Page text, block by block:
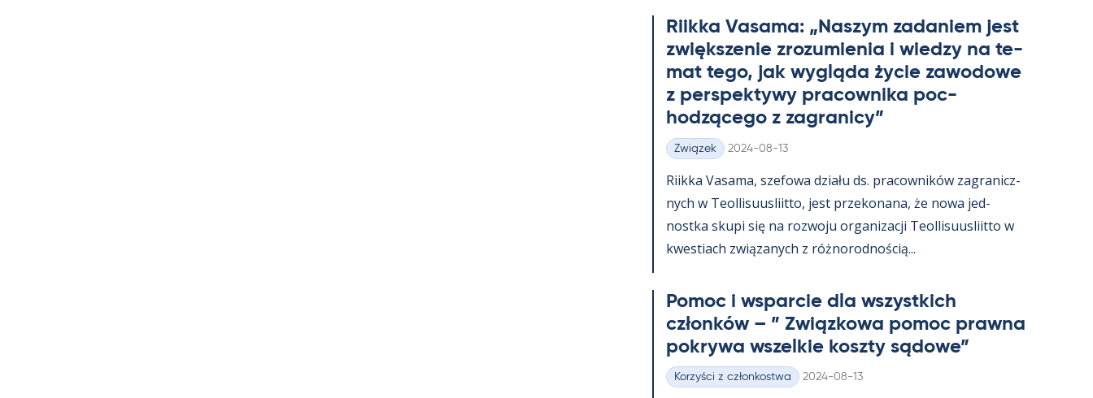
Riikka Va­sama: „Naszym za­da­niem jest
zwiększe­nie zrozu­mie­nia i wiedzy na te­
mat tego, jak wygląda życie zawo­dowe
z pers­pek­tywy pracow­nika poc­
hodzącego z za­gra­nicy”
Kategorie
Związek Kirjoitettu
2024-08-13
Riikka Va­sama, sze­fowa działu ds. pracow­ników za­gra­nicz­
nych w Teol­li­suus­liitto, jest prze­ko­nana, że nowa jed­
nostka skupi się na rozwoju or­ga­nizacji Teol­li­suus­liitto w
kwes­tiach związa­nych z róż­no­rod­nością...
Po­moc i ws­parcie dla wszyst­kich
członków – ” Związ­kowa po­moc prawna
pok­rywa wszel­kie koszty są­dowe”
Kategorie
Korzyści z członkostwa Kirjoitettu
2024-08-13